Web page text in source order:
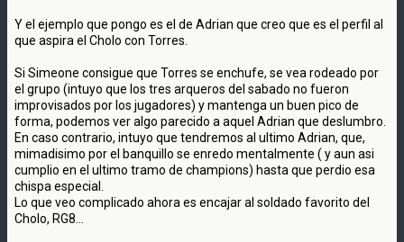
Y el ejemplo que pongo es el de Adrian que creo que es el perfil al
que aspira el Cholo con Torres.
Si Simeone consigue que Torres se enchufe, se vea rodeado por
el grupo (intuyo que los tres arqueros del sabado no fueron
improvisados por los jugadores) y mantenga un buen pico de
forma, podemos ver algo parecido a aquel Adrian que deslumbro.
En caso contrario, intuyo que tendremos al ultimo Adrian, que,
mimadisimo por el banquillo se enredo mentalmente ( y aun asi
cumplio en el ultimo tramo de champions) hasta que perdio esa
chispa especial.
Lo que veo complicado ahora es encajar al soldado favorito del
Cholo, RG8...